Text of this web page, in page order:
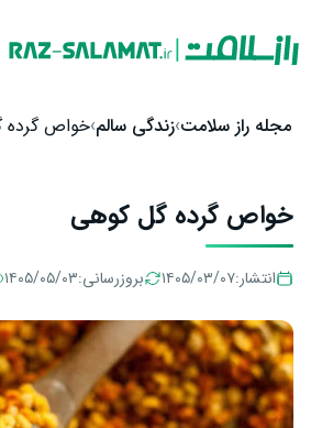
مجله راز سلامت زندگی سالم خواص
خواص گرده گل کوهی
انتشار:۱۴۰۵/۰۳/۰۷ بروزرسانی:۱۴۰۵/۰۵/۰۳